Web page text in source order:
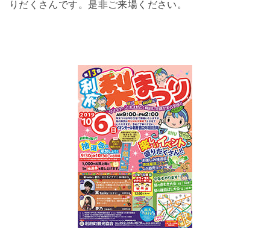
りだくさんです。是非ご来場ください。